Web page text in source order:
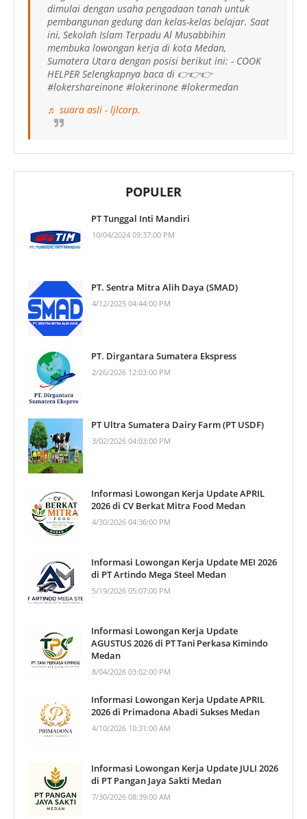
dimulai dengan usaha pengadaan tanah untuk
pembangunan gedung dan kelas-kelas belajar. Saat
ini, Sekolah Islam Terpadu Al Musabbihin
membuka lowongan kerja di kota Medan,
Sumatera Utara dengan posisi berikut ini: - COOK
HELPER Selengkapnya baca di 👉👉👉
#lokershareinone #lokerinone #lokermedan
♬ suara asli - ljlcorp.
POPULER
PT Tunggal Inti Mandiri
10/04/2024 09:37:00 PM
PT. Sentra Mitra Alih Daya (SMAD)
4/12/2025 04:44:00 PM
PT. Dirgantara Sumatera Ekspress
2/26/2026 12:03:00 PM
PT Ultra Sumatera Dairy Farm (PT USDF)
3/02/2026 04:03:00 PM
Informasi Lowongan Kerja Update APRIL
2026 di CV Berkat Mitra Food Medan
4/30/2026 04:36:00 PM
Informasi Lowongan Kerja Update MEI 2026
di PT Artindo Mega Steel Medan
5/19/2026 05:07:00 PM
Informasi Lowongan Kerja Update
AGUSTUS 2026 di PT Tani Perkasa Kimindo
Medan
8/04/2026 03:02:00 PM
Informasi Lowongan Kerja Update APRIL
2026 di Primadona Abadi Sukses Medan
4/10/2026 10:31:00 AM
Informasi Lowongan Kerja Update JULI 2026
di PT Pangan Jaya Sakti Medan
7/30/2026 08:39:00 AM